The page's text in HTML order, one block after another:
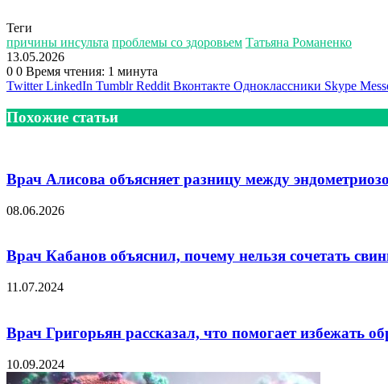
Теги
причины инсульта проблемы со здоровьем Татьяна Романенко
13.05.2026
0 0 Время чтения: 1 минута
Twitter LinkedIn Tumblr Reddit Вконтакте Одноклассники Skype
Похожие статьи
Врач Алисова объясняет разницу между
08.06.2026
Врач Кабанов объяснил, почему нельзя сочетать
11.07.2024
Врач Григорьян рассказал, что помогает избежать
10.09.2024